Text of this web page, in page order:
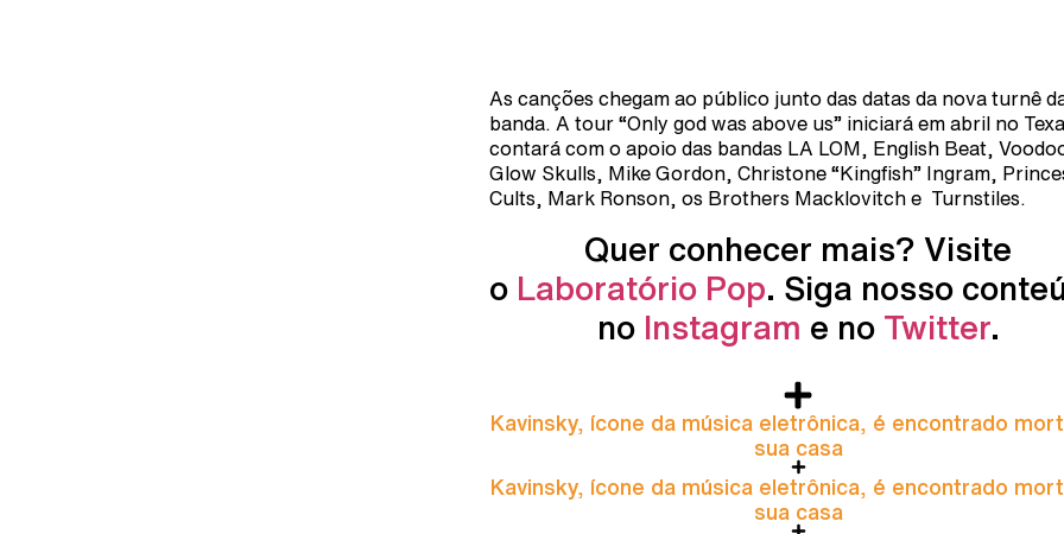
As canções chegam ao público junto das datas da nova turnê
banda. A tour “Only god was above us” iniciará em abril no
contará com o apoio das bandas LA LOM, English Beat,
Glow Skulls, Mike Gordon, Christone “Kingfish” Ingram,
Cults, Mark Ronson, os Brothers Macklovitch e Turnstiles.
Quer conhecer mais? Visite
o Laboratório Pop. Siga nosso
no Instagram e no Twitter.
Kavinsky, ícone da música eletrônica, é encontrado
sua casa
Kavinsky, ícone da música eletrônica, é encontrado
sua casa